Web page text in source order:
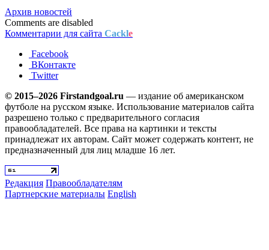
Архив новостей
Comments are disabled
Комментарии для сайта Cackle
Facebook
ВКонтакте
Twitter
© 2015–2026 Firstandgoal.ru — издание об американском
футболе на русском языке. Использование материалов cайта
разрешено только с предварительного согласия
правообладателей. Все права на картинки и тексты
принадлежат их авторам. Сайт может содержать контент, не
предназначенный для лиц младше 16 лет.
Редакция Правообладателям
Партнерские материалы English